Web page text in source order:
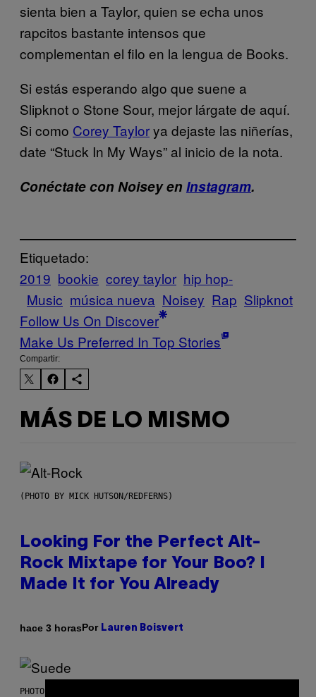
sienta bien a Taylor, quien se echa unos
rapcitos bastante intensos que
complementan el filo en la lengua de Books.
Si estás esperando algo que suene a
Slipknot o Stone Sour, mejor lárgate de aquí.
Si como Corey Taylorya dejaste las niñerías,
date “Stuck In My Ways” al inicio de la nota.
Conéctate con Noisey en Instagram.
Etiquetado:
2019 bookie corey taylor hip hop-
Music música nueva Noisey Rap Slipknot
Follow Us On Discover
Make Us Preferred In Top Stories
Compartir:
MÁS DE LO MISMO
(PHOTO BY MICK HUTSON/REDFERNS)
Looking For the Perfect Alt-
Rock Mixtape for Your Boo? I
Made It for You Already
hace 3 horasPor Lauren Boisvert
PHOTO BY NIELS VAN IPEREN/GETTY IMAGES